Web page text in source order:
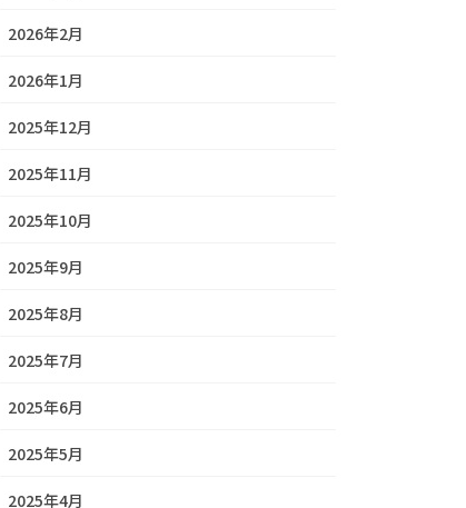
2026年2月
2026年1月
2025年12月
2025年11月
2025年10月
2025年9月
2025年8月
2025年7月
2025年6月
2025年5月
2025年4月